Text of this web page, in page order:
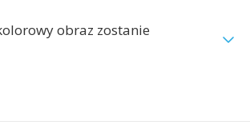
obraz zostanie